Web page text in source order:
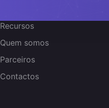
Recursos
Quem somos
Parceiros
Contactos